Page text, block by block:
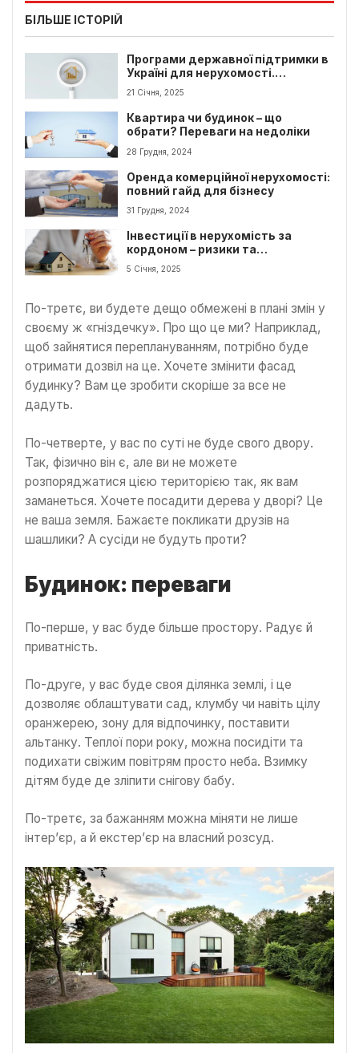
БІЛЬШЕ ІСТОРІЙ
Програми державної підтримки в
Україні для нерухомості.
Переваги та недоліки
21 Січня, 2025
Квартира чи будинок – що
обрати? Переваги на недоліки
28 Грудня, 2024
Оренда комерційної нерухомості:
повний гайд для бізнесу
31 Грудня, 2024
Інвестиції в нерухомість за
кордоном – ризики та
перспективи
5 Січня, 2025
По-третє, ви будете дещо обмежені в плані змін у
своєму ж «гніздечку». Про що це ми? Наприклад,
щоб зайнятися переплануванням, потрібно буде
отримати дозвіл на це. Хочете змінити фасад
будинку? Вам це зробити скоріше за все не
дадуть.
По-четверте, у вас по суті не буде свого двору.
Так, фізично він є, але ви не можете
розпоряджатися цією територією так, як вам
заманеться. Хочете посадити дерева у дворі? Це
не ваша земля. Бажаєте покликати друзів на
шашлики? А сусіди не будуть проти?
Будинок: переваги
По-перше, у вас буде більше простору. Радує й
приватність.
По-друге, у вас буде своя ділянка землі, і це
дозволяє облаштувати сад, клумбу чи навіть цілу
оранжерею, зону для відпочинку, поставити
альтанку. Теплої пори року, можна посидіти та
подихати свіжим повітрям просто неба. Взимку
дітям буде де зліпити снігову бабу.
По-третє, за бажанням можна міняти не лише
інтер’єр, а й екстер’єр на власний розсуд.